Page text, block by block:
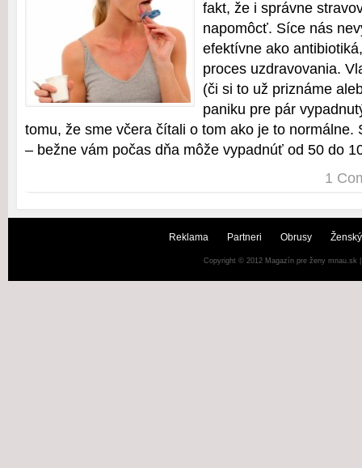
fakt, že i správne
napomôcť. Síce nás
efektívne ako
proces uzdravovania.
(či si to už priznáme
paniku pre pár
tomu, že sme včera čítali o tom ako je to normálne.
– bežne vám počas dňa môže vypadnúť od 50 do
1
Reklama Partneri Obrusy
Copyright © 2012 Magazín pre ženy mnau.sk